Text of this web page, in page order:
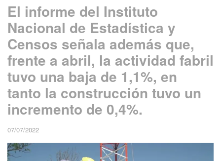
El informe del Instituto
Nacional de Estadística y
Censos señala además que,
frente a abril, la actividad fabril
tuvo una baja de 1,1%, en
tanto la construcción tuvo un
incremento de 0,4%.
07/07/2022